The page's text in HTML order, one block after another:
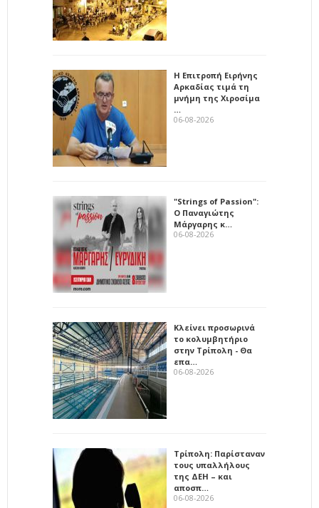
Η Επιτροπή Ειρήνης
Αρκαδίας τιμά τη
μνήμη της Χιροσίμα
…
06-08-2026
"Strings of Passion":
Ο Παναγιώτης
Μάργαρης κ…
06-08-2026
Κλείνει προσωρινά
το κολυμβητήριο
στην Τρίπολη - Θα
επα…
06-08-2026
Τρίπολη: Παρίσταναν
τους υπαλλήλους
της ΔΕΗ – και
αποσπ…
06-08-2026